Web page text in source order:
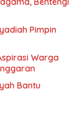
Pimpin
Warga
Bantu